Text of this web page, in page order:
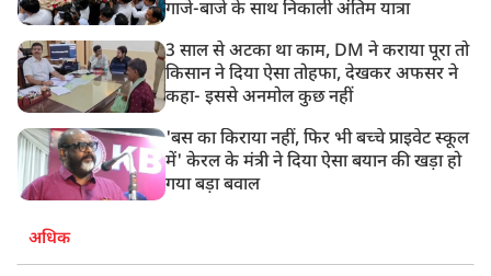
गाजे-बाजे के साथ निकाली अंतिम यात्रा
3 साल से अटका था काम, DM ने कराया पूरा तो
किसान ने दिया ऐसा तोहफा, देखकर अफसर ने
कहा- इससे अनमोल कुछ नहीं
'बस का किराया नहीं, फिर भी बच्चे प्राइवेट स्कूल
में' केरल के मंत्री ने दिया ऐसा बयान की खड़ा हो
गया बड़ा बवाल
अधिक